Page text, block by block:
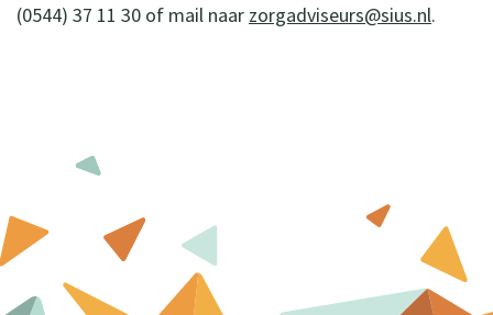
(0544) 37 11 30 of mail naar zorgadviseurs@sius.nl.